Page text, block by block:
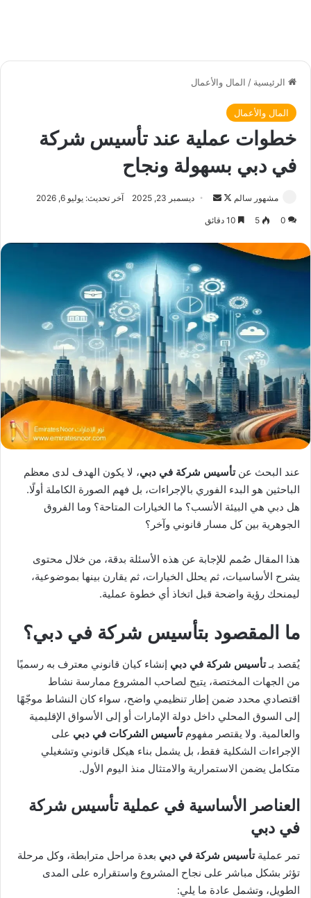
الرئيسية / المال والأعمال
المال والأعمال
خطوات عملية عند تأسيس شركة
في دبي بسهولة ونجاح
مشهور سالم
ت
ع
ل
ى
X
ل
ر
ي
د
ا
إ
ل
ك
ت
ر
و
ن
ديسمبر 23, 2025 آخر تحديث: يوليو 6, 2026
0
5
عند البحث عنتأسيس شركة في دبي، لا يكون الهدف لدى معظم
الباحثين هو البدء الفوري بالإجراءات، بل فهم الصورة الكاملة أولًا.
هل دبي هي البيئة الأنسب؟ ما الخيارات المتاحة؟ وما الفروق
الجوهرية بين كل مسار قانوني وآخر؟
هذا المقال صُمم للإجابة عن هذه الأسئلة بدقة، من خلال محتوى
يشرح الأساسيات، ثم يحلل الخيارات، ثم يقارن بينها بموضوعية،
ليمنحك رؤية واضحة قبل اتخاذ أي خطوة عملية.
ما المقصود بتأسيس شركة في دبي؟
يُقصد بـتأسيس شركة في دبي إنشاء كيان قانوني معترف به رسميًا
من الجهات المختصة، يتيح لصاحب المشروع ممارسة نشاط
اقتصادي محدد ضمن إطار تنظيمي واضح، سواء كان النشاط موجّهًا
إلى السوق المحلي داخل دولة الإمارات أو إلى الأسواق الإقليمية
والعالمية. ولا يقتصر مفهومتأسيس الشركات في دبي على
الإجراءات الشكلية فقط، بل يشمل بناء هيكل قانوني وتشغيلي
متكامل يضمن الاستمرارية والامتثال منذ اليوم الأول.
العناصر الأساسية في عملية تأسيس شركة
في دبي
تمر عمليةتأسيس شركة في دبي بعدة مراحل مترابطة، وكل مرحلة
تؤثر بشكل مباشر على نجاح المشروع واستقراره على المدى
الطويل، وتشمل عادة ما يلي: